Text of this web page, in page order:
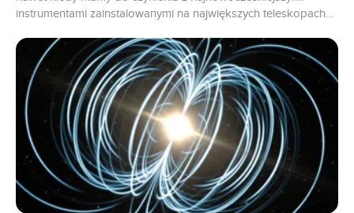
instrumentami zainstalowanymi na największych teleskopach
potrzebujemy sporo szczęścia. Jakby nie patrzeć bardzo
często naukowcy chcą przyjrzeć się uważnie jakiejś eksplozji, a
rzadko kiedy jakakolwiek gwiazda wskazuje termin
ewentualnej eksplozji.